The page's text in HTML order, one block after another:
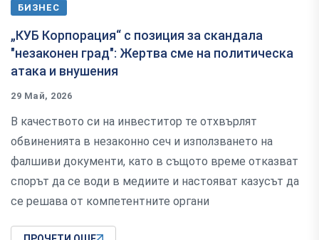
БИЗНЕС
„КУБ Корпорация“ с позиция за скандала
"незаконен град": Жертва сме на политическа
атака и внушения
29 Май, 2026
В качеството си на инвеститор те отхвърлят
обвиненията в незаконно сеч и използването на
фалшиви документи, като в същото време отказват
спорът да се води в медиите и настояват казусът да
се решава от компетентните органи